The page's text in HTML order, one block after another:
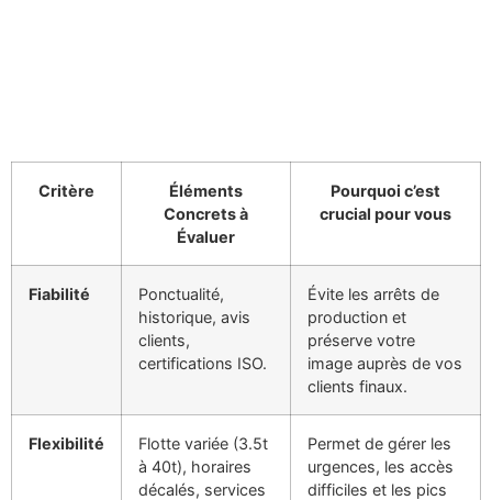
Critère
Éléments
Concrets à
Évaluer
Pourquoi c’est
crucial pour vous
Fiabilité
Ponctualité,
historique, avis
clients,
certifications ISO.
Évite les arrêts de
production et
préserve votre
image auprès de vos
clients finaux.
Flexibilité
Flotte variée (3.5t
à 40t), horaires
décalés, services
Permet de gérer les
urgences, les accès
difficiles et les pics